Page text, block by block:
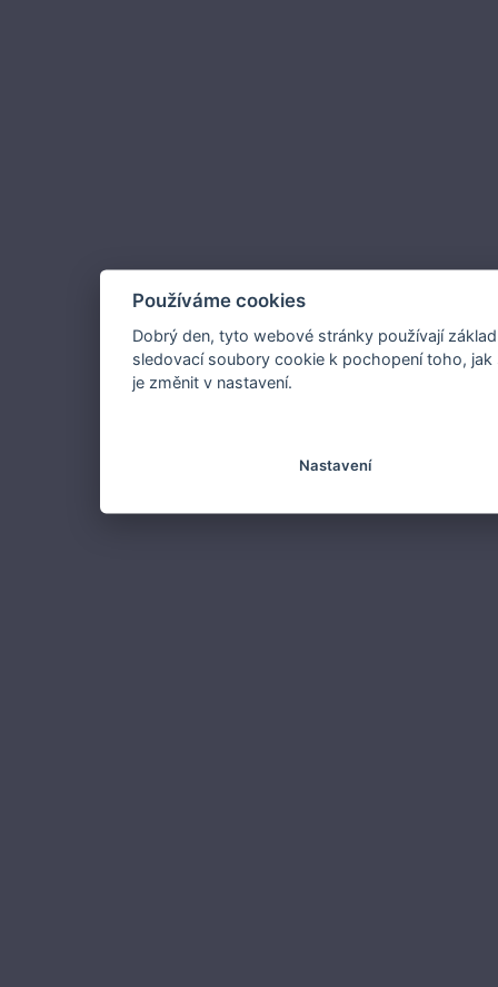
Používáme cookies
Dobrý den, tyto webové stránky používají
sledovací soubory cookie k pochopení toho,
je změnit v nastavení.
Nastavení